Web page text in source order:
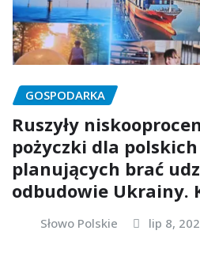
GOSPODARKA
Ruszyły
pożyczki dla
planujących brać
odbudowie Ukrainy.
Słowo Polskie lip 8,